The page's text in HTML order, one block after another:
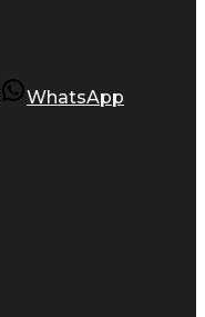
WhatsApp